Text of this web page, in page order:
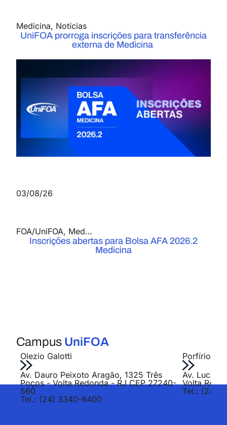
Medicina, Notícias
UniFOA prorroga inscrições para transferência
externa de Medicina
03/08/26
FOA/UniFOA, Medicina
Inscrições abertas para Bolsa AFA 2026.2
Medicina
Campus UniFOA
Olezio Galotti
Av. Dauro Peixoto Aragão, 1325 Três
Poços - Volta Redonda - RJ CEP 27240-
560
Tel.: (24) 3340-8400
Porfírio
Av. Lucas
Volta
Tel.: (24)